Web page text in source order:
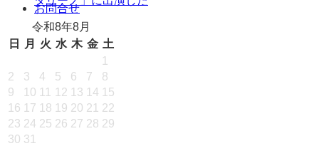
プ
お問合せ
令和8年8月
日
月 火 水 木 金 土
1
2
3 4 5 6 7
8
9
10 11 12 13 14 15
16 17 18 19 20 21 22
23 24 25 26 27 28 29
30 31